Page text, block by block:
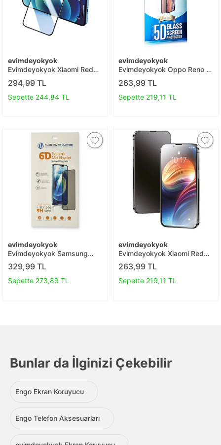
evimdeyokyok
Evimdeyokyok Xiaomi Redmi
Note 9 3d Antistatik Seramik
Nano Ekran Koruyucu T20
294,99 TL
Sepette 244,84 TL
evimdeyokyok
Evimdeyokyok Oppo Reno 6
5d Eko Cam Ekran Koruyucu
T20
263,99 TL
Sepette 219,11 TL
evimdeyokyok
Evimdeyokyok Samsung
Galaxy A32 6d Mat Seramik
Hayalet Nano Ekran
Koruyucu T20
329,99 TL
Sepette 273,89 TL
evimdeyokyok
Evimdeyokyok Xiaomi Redmi
9 3d Antistatik Mat Seramik
Nano Ekran Koruyucu T20
263,99 TL
Sepette 219,11 TL
Bunlar da İlginizi Çekebilir
Engo Ekran Koruyucu
Engo Telefon Aksesuarları